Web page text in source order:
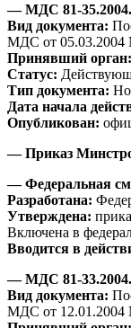
— МДС 81-35.2004.
Вид документа:
МДС от 05.03.2004
Принявший орган:
Статус:
Тип документа:
Дата начала
Опубликован:
— Приказ
— Федеральная
Разработана:
Утверждена:
Включена в
Вводится в
— МДС 81-33.2004.
Вид документа:
МДС от 12.01.2004